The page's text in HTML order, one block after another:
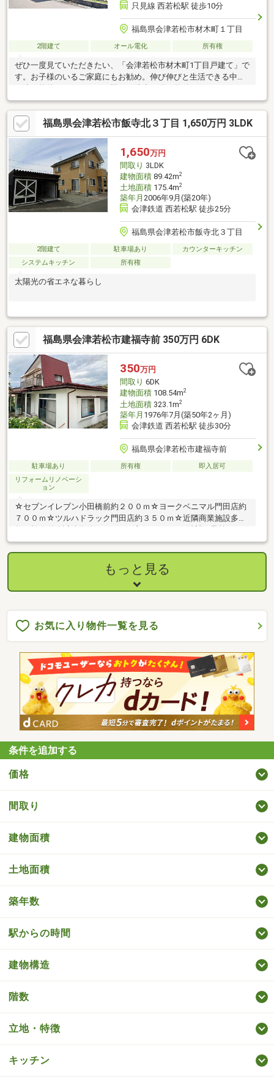
只見線 西若松駅 徒歩10分
福島県会津若松市材木町１丁目
2階建て オール電化 所有権
ぜひ一度見ていただきたい、「会津若松市材木町1丁目戸建て」で
す。お子様のいるご家庭にもお勧め。伸び伸びと生活できる中古
南向きの物件です。ぜ
福島県会津若松市飯寺北３丁目 1,650万円 3LDK
1,650万円
間取り 3LDK
建物面積89.42m2
土地面積175.4m2
築年月 2006年9月(築20年)
会津鉄道 西若松駅 徒歩25分
福島県会津若松市飯寺北３丁目
2階建て 駐車場あり
カウンターキッチン
システムキッチン
所有権
太陽光の省エネな暮らし
福島県会津若松市建福寺前 350万円 6DK
350万円
間取り 6DK
建物面積108.54m2
土地面積323.1m2
築年月 1976年7月(築50年2ヶ月)
会津鉄道 西若松駅 徒歩30分
福島県会津若松市建福寺前
駐車場あり 所有権
即入居可
リフォームリノベーシ
ョン
☆セブンイレブン小田橋前約２００ｍ☆ヨークベニマル門田店約
７００ｍ☆ツルハドラック門田店約３５０ｍ☆近隣商業施設多
リフォーム提案も可能です♪
もっと見る
お気に入り物件一覧を見る
条件を追加する
価格
間取り
建物面積
土地面積
築年数
駅からの時間
建物構造
階数
立地・特徴
キッチン